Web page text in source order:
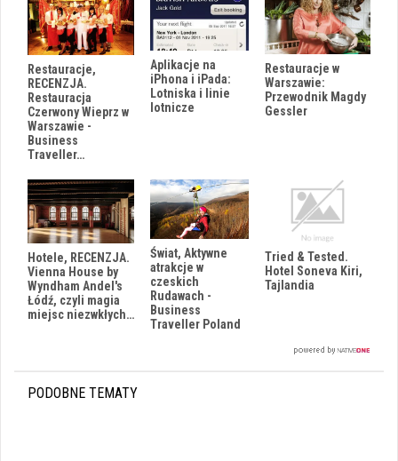
Restauracje,
RECENZJA.
Restauracja
Czerwony Wieprz w
Warszawie -
Business
Traveller…
Aplikacje na
iPhona i iPada:
Lotniska i linie
lotnicze
Restauracje w
Warszawie:
Przewodnik Magdy
Gessler
Hotele, RECENZJA.
Vienna House by
Wyndham Andel's
Łódź, czyli magia
miejsc niezwkłych…
Świat, Aktywne
atrakcje w
czeskich
Rudawach -
Business
Traveller Poland
Tried & Tested.
Hotel Soneva Kiri,
Tajlandia
PODOBNE TEMATY